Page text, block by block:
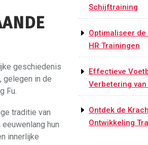
geschiedenis
gelegen in de
Fu.
traditie van
hun
innerlijke
Schijftraining
Optimaliseer
HR Trainingen
Effectieve
Verbetering
Ontdek de
Ontwikkeling